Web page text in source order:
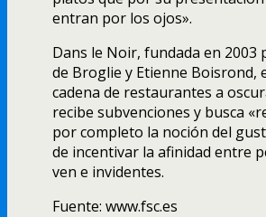
entran por los ojos».
Dans le Noir, fundada en 2003
de Broglie y Etienne Boisrond,
cadena de restaurantes a
recibe subvenciones y busca
por completo la noción del
de incentivar la afinidad entre
ven e invidentes.
Fuente: www.fsc.es